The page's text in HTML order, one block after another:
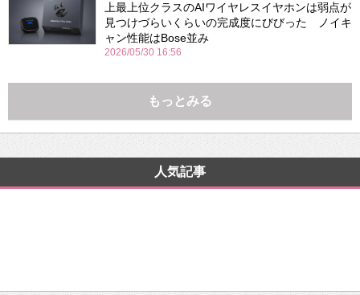
上最上位クラスのAIワイヤレスイヤホンは弱点が
見つけづらいくらいの完成度にびびった ノイキ
ャン性能はBose並み
2026/05/30 16:56
もっとみる
人気記事